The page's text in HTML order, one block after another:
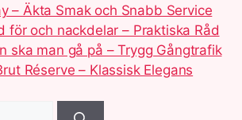
– Äkta Smak och Snabb Service
för och nackdelar – Praktiska Råd
ska man gå på – Trygg Gångtrafik
Réserve – Klassisk Elegans